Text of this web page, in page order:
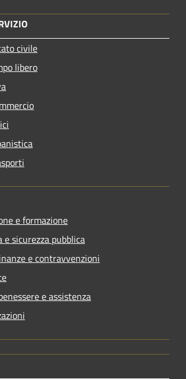
civile
libero
e formazione
e sicurezza pubblica
e contravvenzioni
e assistenza